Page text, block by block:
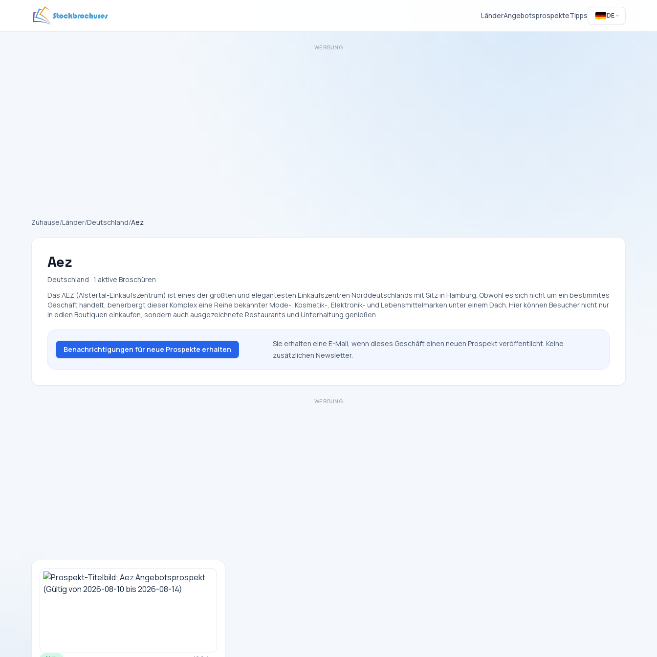
LänderAngebotsprospekteTipps DE
WERBUNG
Zuhause/Länder/Deutschland/Aez
Aez
Deutschland · 1 aktive Broschüren
Das AEZ (Alstertal-Einkaufszentrum) ist eines der größten und elegantesten Einkaufszentren Norddeutschlands mit Sitz in Hamburg. Obwohl es sich nicht um ein bestimmtes
Geschäft handelt, beherbergt dieser Komplex eine Reihe bekannter Mode-, Kosmetik-, Elektronik- und Lebensmittelmarken unter einem Dach. Hier können Besucher nicht nur
in edlen Boutiquen einkaufen, sondern auch ausgezeichnete Restaurants und Unterhaltung genießen.
Benachrichtigungen für neue Prospekte erhalten
Sie erhalten eine E-Mail, wenn dieses Geschäft einen neuen Prospekt veröffentlicht. Keine
zusätzlichen Newsletter.
WERBUNG